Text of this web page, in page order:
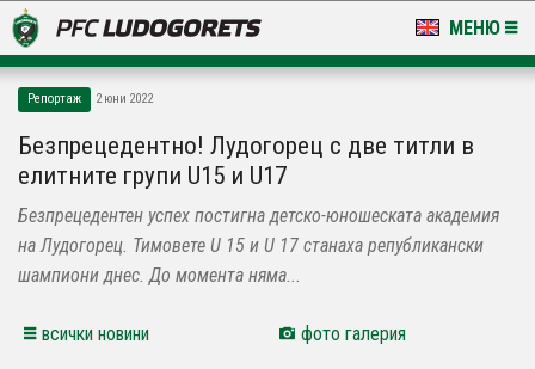
МЕНЮ
LUDOGORETS TV
НА ТЕРЕНА
СТАДИОН & БАЗИ
Репортаж 2 юни 2022
Безпрецедентно! Лудогорец с две титли в
елитните групи U15 и U17
Безпрецедентен успех постигна детско-юношеската академия
на Лудогорец. Тимовете U 15 и U 17 станаха републикански
шампиони днес. До момента няма...
всички новини фото галерия